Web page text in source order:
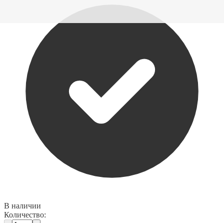
В наличии
Количество: